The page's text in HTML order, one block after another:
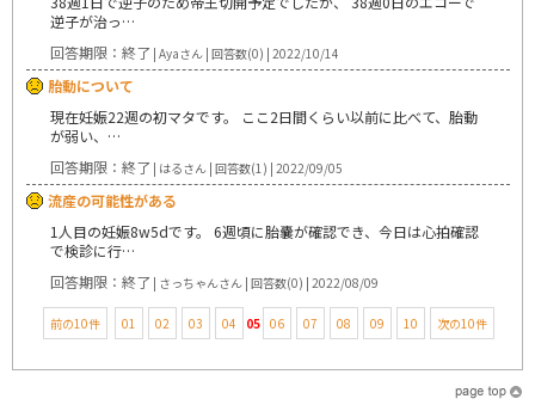
逆子が治っ…
回答期限：終了 | Ayaさん | 回答数(0) | 2022/10/14
胎動について
現在妊娠22週の初マタです。 ここ2日間くらい以前に比べて、胎動
が弱い、…
回答期限：終了 | はるさん | 回答数(1) | 2022/09/05
流産の可能性がある
1人目の妊娠8w5dです。 6週頃に胎嚢が確認でき、今日は心拍確認
で検診に行…
回答期限：終了 | さっちゃんさん | 回答数(0) | 2022/08/09
前の10件 01 02 03 04 05 06 07 08 09 10 次の10件